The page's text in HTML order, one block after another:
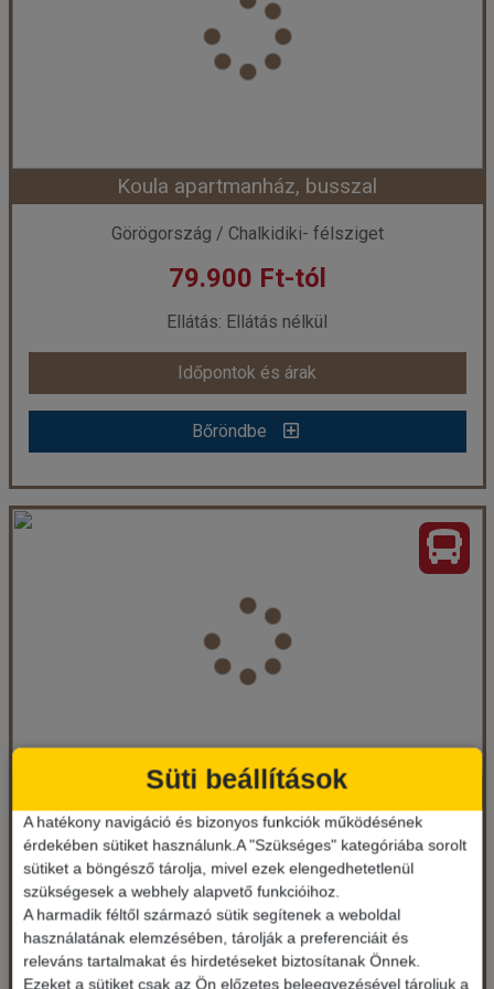
Város:Sarti
Utazás módja:Busszal
Ellátás: Ellátás nélkül
Szálláskategória: Apartmanház
4-5 ágyas földszinti TN apartman (1-es)
Időpont: 2026-09-18 | 7 éj
már 74.900 Ft-tól
Időpontok és árak
Bőröndbe
Koula apartmanház, busszal
Görögország / Chalkidiki- félsziget
79.900 Ft-tól
Ellátás: Ellátás nélkül
Időpontok és árak
Bőröndbe
Koula apartmanház, busszal
Város:Sarti
Utazás módja:Busszal
Ellátás: Ellátás nélkül
Szálláskategória: Apartmanház
4-5 ágyas apartman
Időpont: 2026-09-18 | 7 éj
már 79.900 Ft-tól
Időpontok és árak
Berlin Apartmanház, busszal
Görögország / Chalkidiki- félsziget
84.900 Ft-tól
Ellátás: Ellátás nélkül
Időpontok és árak
Süti beállítások
A hatékony navigáció és bizonyos funkciók működésének
érdekében sütiket használunk.A "Szükséges" kategóriába sorolt
sütiket a böngésző tárolja, mivel ezek elengedhetetlenül
szükségesek a webhely alapvető funkcióihoz.
A harmadik féltől származó sütik segítenek a weboldal
használatának elemzésében, tárolják a preferenciáit és
releváns tartalmakat és hirdetéseket biztosítanak Önnek.
Ezeket a sütiket csak az Ön előzetes beleegyezésével tároljuk a